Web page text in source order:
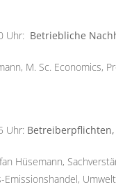
Uhr: Betriebliche
M. Sc. Economics,
Uhr:
Hüsemann,
Emissionshandel,